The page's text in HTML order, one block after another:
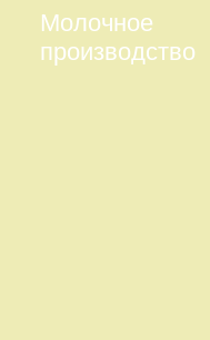
Молочное
производство